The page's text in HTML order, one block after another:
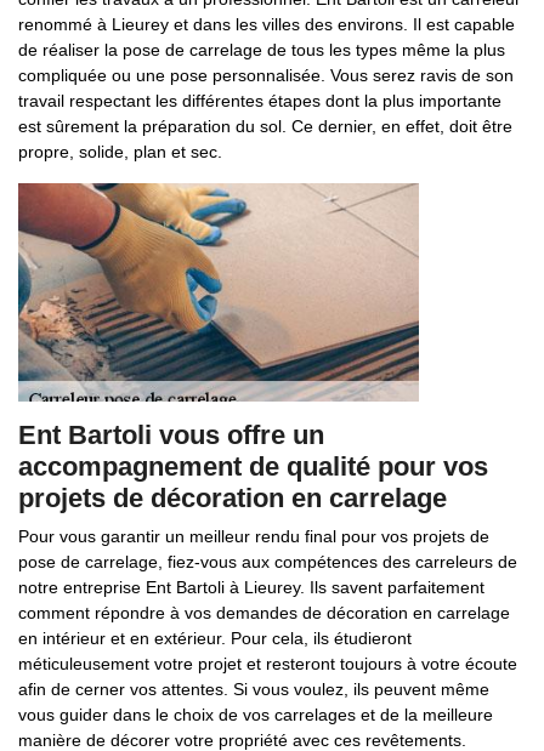
renommé à Lieurey et dans les villes des environs. Il est capable
de réaliser la pose de carrelage de tous les types même la plus
compliquée ou une pose personnalisée. Vous serez ravis de son
travail respectant les différentes étapes dont la plus importante
est sûrement la préparation du sol. Ce dernier, en effet, doit être
propre, solide, plan et sec.
Ent Bartoli vous offre un
accompagnement de qualité pour vos
projets de décoration en carrelage
Pour vous garantir un meilleur rendu final pour vos projets de
pose de carrelage, fiez-vous aux compétences des carreleurs de
notre entreprise Ent Bartoli à Lieurey. Ils savent parfaitement
comment répondre à vos demandes de décoration en carrelage
en intérieur et en extérieur. Pour cela, ils étudieront
méticuleusement votre projet et resteront toujours à votre écoute
afin de cerner vos attentes. Si vous voulez, ils peuvent même
vous guider dans le choix de vos carrelages et de la meilleure
manière de décorer votre propriété avec ces revêtements.